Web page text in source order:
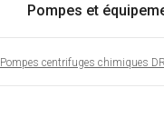
Pompes et
Pompes centrifuges chimiques